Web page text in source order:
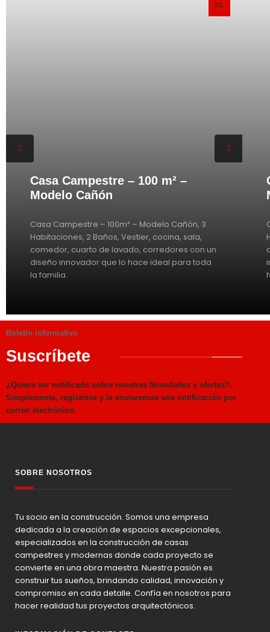
01.
Casa Campestre – 100 m² –
Modelo Cañón
Casa Campestre – 100m² – Modelo Cañón, 3
Habitaciones, 2 Baños, Vestier, cocina, sala,
comedor, cuarto de lavado, corredores con un
diseño innovador que lo hace ideal para toda
la familia.
Boletín informativo
Suscríbete
¿Quiere ser notificado sobre nuestras Novedades y ofertas?.
Simplemente, regístrese y le enviaremos una notificación por
correo electrónico.
SOBRE NOSOTROS
Tu socio en la construcción. Somos una empresa
dedicada a la creación de espacios excepcionales,
especializados en la construcción de casas
campestres y modernas donde cada proyecto se
convierte en una obra maestra. Nuestra pasión es
construir tus sueños, brindando calidad, innovación y
compromiso en cada detalle. Confía en nosotros para
hacer realidad tus proyectos arquitectónicos.